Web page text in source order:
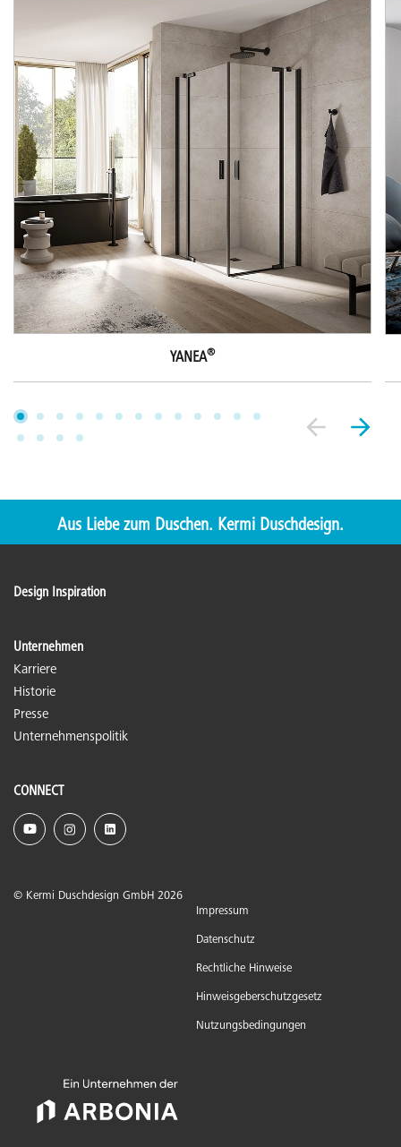
YANEA®
Aus Liebe zum Duschen. Kermi Duschdesign.
Design Inspiration
Unternehmen
Karriere
Historie
Presse
Unternehmenspolitik
CONNECT
© Kermi Duschdesign GmbH 2026
Impressum
Datenschutz
Rechtliche Hinweise
Hinweisgeberschutzgesetz
Nutzungsbedingungen